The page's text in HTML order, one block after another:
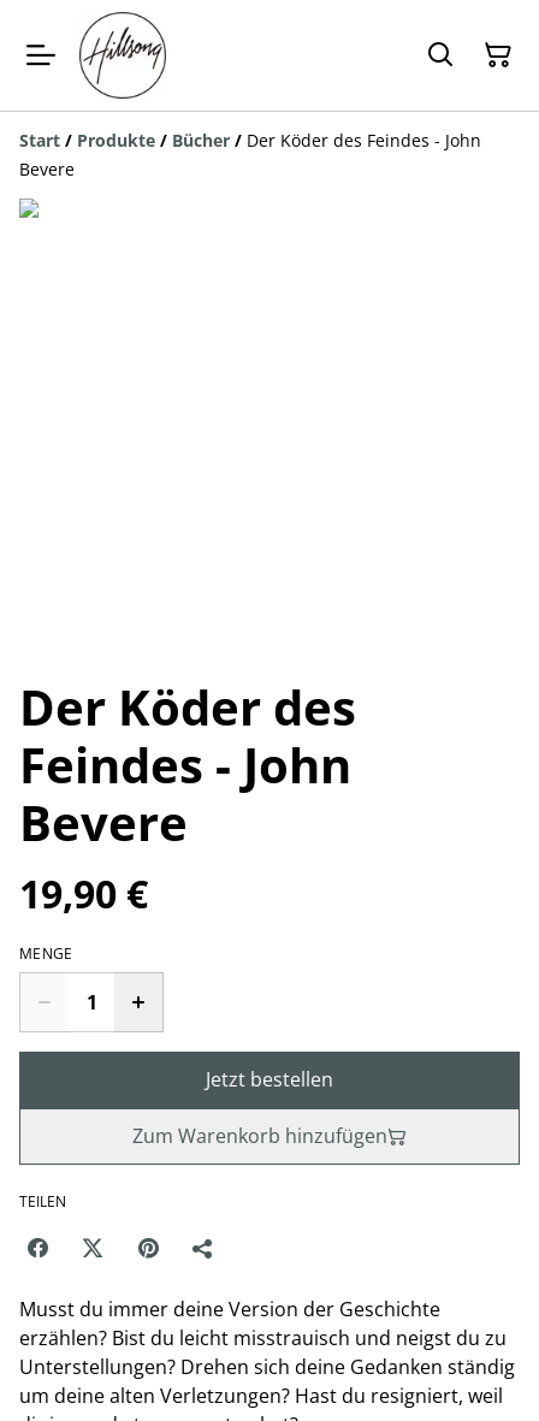
Start / Produkte / Bücher / Der Köder des Feindes - John
Bevere
Der Köder des
Feindes - John
Bevere
19,90 €
MENGE
Jetzt bestellen
Zum Warenkorb hinzufügen
TEILEN
Musst du immer deine Version der Geschichte
erzählen? Bist du leicht misstrauisch und neigst du zu
Unterstellungen? Drehen sich deine Gedanken ständig
um deine alten Verletzungen? Hast du resigniert, weil